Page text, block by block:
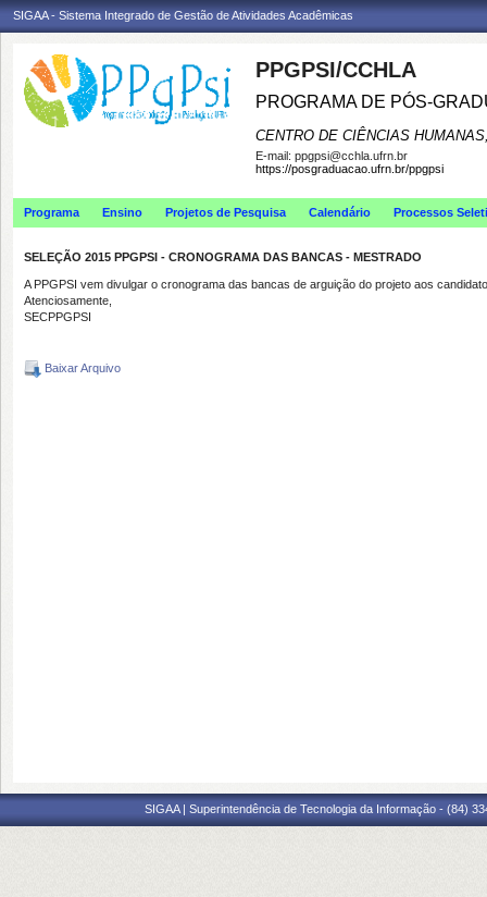
SIGAA - Sistema Integrado de Gestão de Atividades Acadêmicas
PPGPSI/CCHLA
PROGRAMA DE PÓS-
CENTRO DE CIÊNCIAS
E-mail: ppgpsi@cchla.ufrn.br
https://posgraduacao.ufrn.br/ppgpsi
Programa Ensino Projetos de Pesquisa Calendário Processos
SELEÇÃO 2015 PPGPSI - CRONOGRAMA DAS BANCAS - MESTRADO
A PPGPSI vem divulgar o cronograma das bancas de arguição do projeto aos
Atenciosamente,
SECPPGPSI
Baixar Arquivo
SIGAA | Superintendência de Tecnologia da Informação - (84)